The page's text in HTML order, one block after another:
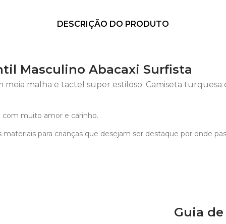
DESCRIÇÃO DO PRODUTO
Masculino Abacaxi Surfista
meia malha e tactel super estiloso. Camiseta
muito amor e carinho.
para crianças que desejam ser destaque por onde
Guia